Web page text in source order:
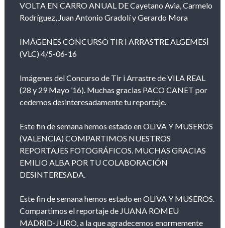
VOLTA EN CARRO ANUAL DE Cayetano Avia, Carmelo
Rodríguez, Juan Antonio Gradolí y Gerardo Mora
IMÁGENES CONCURSO TIR I ARRASTRE ALGEMESÍ
(VLC) 4/5-06-16
Imágenes del Concurso de Tir i Arrastre de VILA REAL
(28 y 29 Mayo ’16). Muchas gracias PACO CANET por
cedernos desinteresadamente tu reportaje.
Este fin de semana hemos estado en OLIVA Y MUSEROS
(VALENCIA) COMPARTIMOS NUESTROS
REPORTAJES FOTOGRÁFICOS. MUCHAS GRACIAS
EMILIO ALBA POR TU COLABORACIÓN
DESINTERESADA.
Este fin de semana hemos estado en OLIVA Y MUSEROS.
Compartimos el reportaje de JUANA ROMEU
MADRID-JURO, a la que agradecemos enormemente